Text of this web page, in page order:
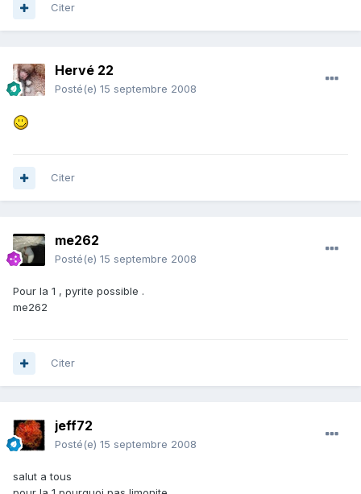
Citer
Hervé 22
Posté(e) 15 septembre 2008
Citer
me262
Posté(e) 15 septembre 2008
Pour la 1 , pyrite possible .
me262
Citer
jeff72
Posté(e) 15 septembre 2008
salut a tous